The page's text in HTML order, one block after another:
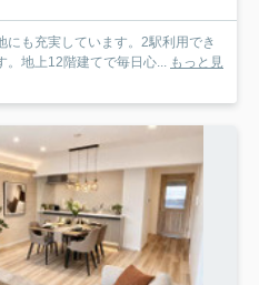
にも充実しています。2駅利用でき
。地上12階建てで毎日心... もっと見